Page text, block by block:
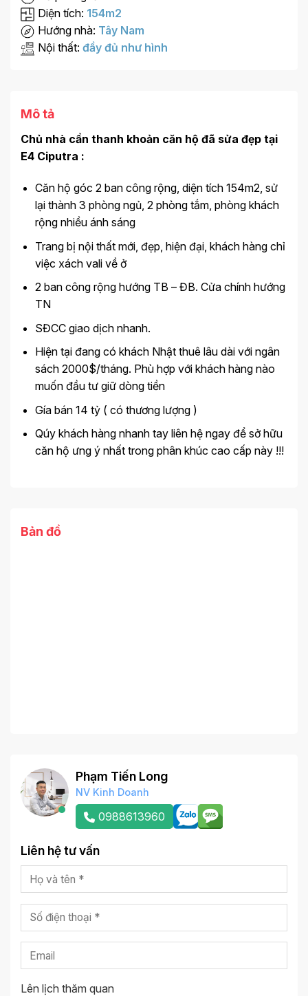
Diện tích: 154m2
Hướng nhà: Tây Nam
Nội thất: đầy đủ như hình
Mô tả
Chủ nhà cần thanh khoản căn hộ đã sửa đẹp tại
E4 Ciputra :
Căn hộ góc 2 ban công rộng, diện tích 154m2, sử
lại thành 3 phòng ngủ, 2 phòng tắm, phòng khách
rộng nhiều ánh sáng
Trang bị nội thất mới, đẹp, hiện đại, khách hàng chỉ
việc xách vali về ở
2 ban công rộng hướng TB – ĐB. Cửa chính hướng
TN
SĐCC giao dịch nhanh.
Hiện tại đang có khách Nhật thuê lâu dài với ngân
sách 2000$/tháng. Phù hợp với khách hàng nào
muốn đầu tư giữ dòng tiền
Gía bán 14 tỷ ( có thương lượng )
Qúy khách hàng nhanh tay liên hệ ngay để sở hữu
căn hộ ưng ý nhất trong phân khúc cao cấp này !!!
Bản đồ
Phạm Tiến Long
NV Kinh Doanh
0988613960
Liên hệ tư vấn
Lên lịch thăm quan